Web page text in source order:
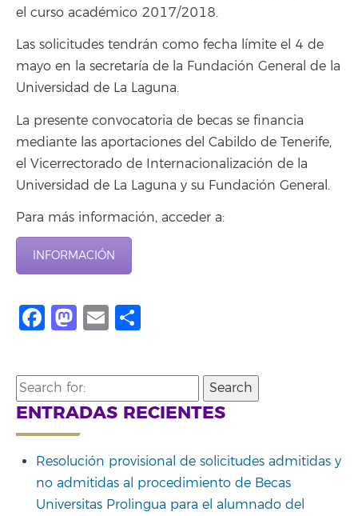
el curso académico 2017/2018.
Las solicitudes tendrán como fecha límite el 4 de
mayo en la secretaría de la Fundación General de la
Universidad de La Laguna.
La presente convocatoria de becas se financia
mediante las aportaciones del Cabildo de Tenerife,
el Vicerrectorado de Internacionalización de la
Universidad de La Laguna y su Fundación General.
Para más información, acceder a:
INFORMACIÓN
Facebook
Mastodon
Email
Search
for:
ENTRADAS RECIENTES
Resolución provisional de solicitudes admitidas y
no admitidas al procedimiento de Becas
Universitas Prolingua para el alumnado del